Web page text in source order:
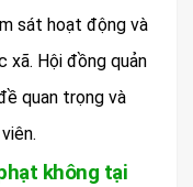
sát hoạt động và
xã. Hội đồng quản
quan trọng và
không tại